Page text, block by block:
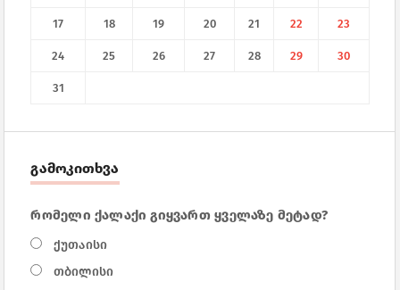
17 18 19 20 21 22 23
24 25 26 27 28 29 30
31
გამოკითხვა
რომელი ქალაქი გიყვართ ყველაზე მეტად?
ქუთაისი
თბილისი